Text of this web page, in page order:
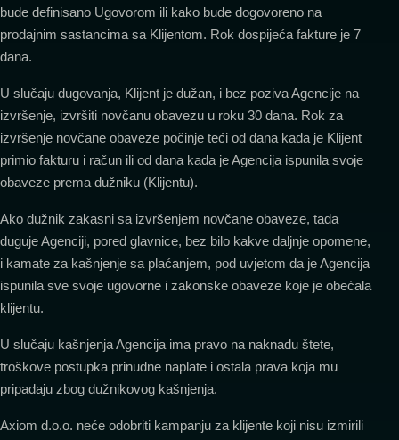
bude definisano Ugovorom ili kako bude dogovoreno na
prodajnim sastancima sa Klijentom. Rok dospijeća fakture je 7
dana.
U slučaju dugovanja, Klijent je dužan, i bez poziva Agencije na
izvršenje, izvršiti novčanu obavezu u roku 30 dana. Rok za
izvršenje novčane obaveze počinje teći od dana kada je Klijent
primio fakturu i račun ili od dana kada je Agencija ispunila svoje
obaveze prema dužniku (Klijentu).
Ako dužnik zakasni sa izvršenjem novčane obaveze, tada
duguje Agenciji, pored glavnice, bez bilo kakve daljnje opomene,
i kamate za kašnjenje sa plaćanjem, pod uvjetom da je Agencija
ispunila sve svoje ugovorne i zakonske obaveze koje je obećala
klijentu.
U slučaju kašnjenja Agencija ima pravo na naknadu štete,
troškove postupka prinudne naplate i ostala prava koja mu
pripadaju zbog dužnikovog kašnjenja.
Axiom d.o.o. neće odobriti kampanju za klijente koji nisu izmirili